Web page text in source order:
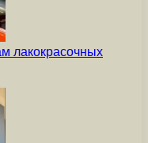
лакокрасочных